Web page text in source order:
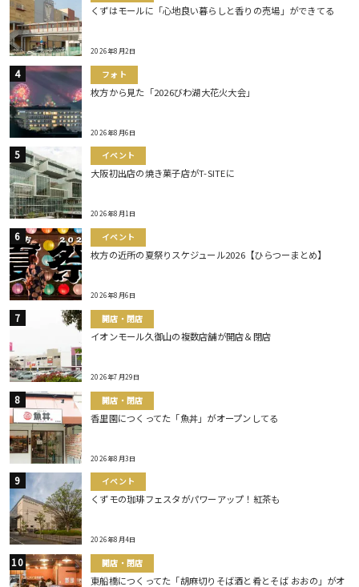
くずはモールに「心地良い暮らしと香りの売場」ができてる
2026年8月2日
フォト
枚方から見た「2026びわ湖大花火大会」
2026年8月6日
イベント
大阪初出店の焼き菓子店がT-SITEに
2026年8月1日
イベント
枚方の近所の夏祭りスケジュール2026【ひらつーまとめ】
2026年8月6日
開店・閉店
イオンモール久御山の複数店舗が開店＆閉店
2026年7月29日
開店・閉店
香里園につくってた「魚丼」がオープンしてる
2026年8月3日
イベント
くずモの珈琲フェスタがパワーアップ！紅茶も
2026年8月4日
開店・閉店
東船橋につくってた「胡麻切りそば酒と肴とそば おおの」がオ